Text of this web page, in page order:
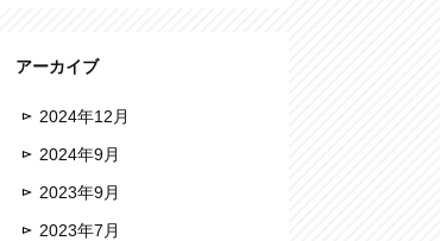
アーカイブ
2024年12月
2024年9月
2023年9月
2023年7月